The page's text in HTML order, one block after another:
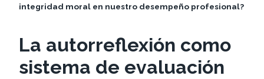
integridad moral en nuestro desempeño profesional?
La autorreflexión como
sistema de evaluación